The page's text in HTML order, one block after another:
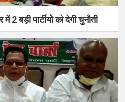
में 2 बड़ी पार्टीयो को देगी चुनौती